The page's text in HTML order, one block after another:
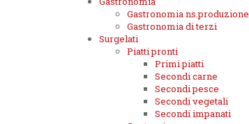
Gastronomia ns.produzione
Gastronomia di terzi
Surgelati
Piatti pronti
Primi piatti
Secondi carne
Secondi pesce
Secondi vegetali
Secondi impanati